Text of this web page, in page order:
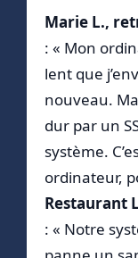
Marie L.,
: « Mon
lent que
nouveau.
dur par un
système.
ordinateur,
Restaurant
: « Notre